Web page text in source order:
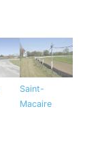
Saint-
Macaire